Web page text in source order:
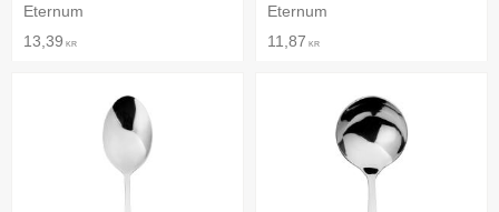
Eternum
13,39 KR
Eternum
11,87 KR